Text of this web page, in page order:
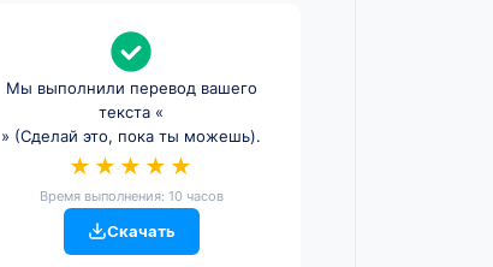
Мы выполнили перевод вашего
текста «
» (Сделай это, пока ты можешь).
★★★★★
Время выполнения: 10 часов
Скачать